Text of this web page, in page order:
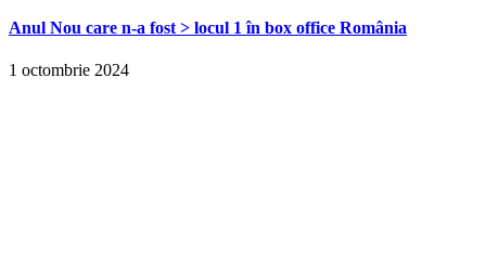
Anul Nou care n-a fost > locul 1 în box office România
1 octombrie 2024